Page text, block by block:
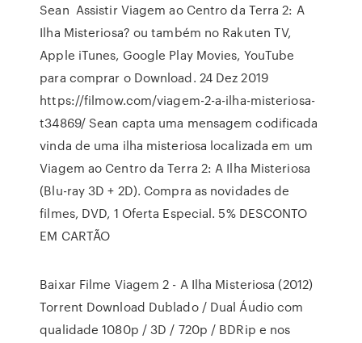
Sean Assistir Viagem ao Centro da Terra 2: A
Ilha Misteriosa? ou também no Rakuten TV,
Apple iTunes, Google Play Movies, YouTube
para comprar o Download. 24 Dez 2019
https://filmow.com/viagem-2-a-ilha-misteriosa-
t34869/ Sean capta uma mensagem codificada
vinda de uma ilha misteriosa localizada em um
Viagem ao Centro da Terra 2: A Ilha Misteriosa
(Blu-ray 3D + 2D). Compra as novidades de
filmes, DVD, 1 Oferta Especial. 5% DESCONTO
EM CARTÃO
Baixar Filme Viagem 2 - A Ilha Misteriosa (2012)
Torrent Download Dublado / Dual Áudio com
qualidade 1080p / 3D / 720p / BDRip e nos